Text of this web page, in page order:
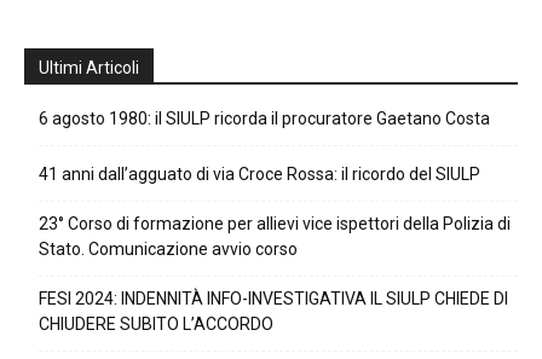
Ultimi Articoli
6 agosto 1980: il SIULP ricorda il procuratore Gaetano Costa
41 anni dall’agguato di via Croce Rossa: il ricordo del SIULP
23° Corso di formazione per allievi vice ispettori della Polizia di
Stato. Comunicazione avvio corso
FESI 2024: INDENNITÀ INFO-INVESTIGATIVA IL SIULP CHIEDE DI
CHIUDERE SUBITO L’ACCORDO